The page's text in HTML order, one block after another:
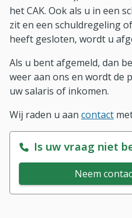
het CAK. Ook als u in een
zit en een schuldregeling
heeft gesloten, wordt u
Als u bent afgemeld, dan
weer aan ons en wordt de
uw salaris of inkomen.
Wij raden u aan contact
Is uw vraag niet
Neem